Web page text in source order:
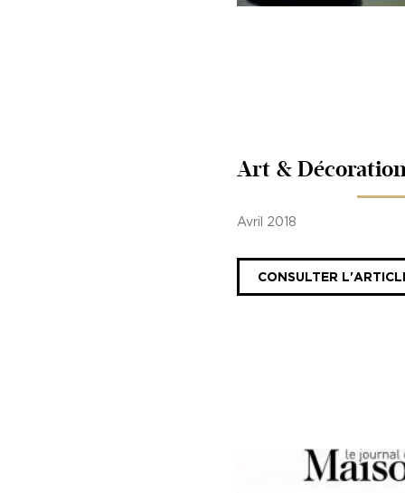
Art &
Avril 2018
CONSULTER